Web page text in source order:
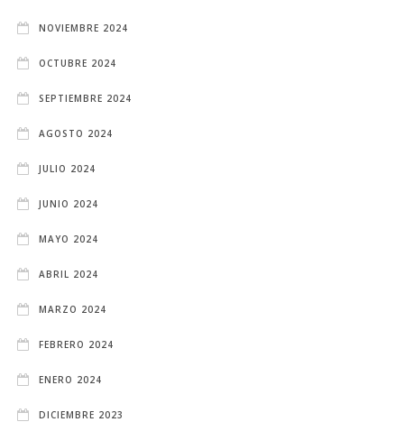
NOVIEMBRE 2024
OCTUBRE 2024
SEPTIEMBRE 2024
AGOSTO 2024
JULIO 2024
JUNIO 2024
MAYO 2024
ABRIL 2024
MARZO 2024
FEBRERO 2024
ENERO 2024
DICIEMBRE 2023